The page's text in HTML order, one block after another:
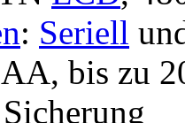
: Seriell
bis zu